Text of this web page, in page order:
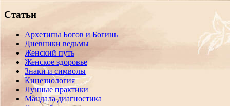
Статьи
Архетипы Богов и Богинь
Дневники ведьмы
Женский путь
Женское здоровье
Знаки и символы
Кинезиология
Лунные практики
Мандала диагностика